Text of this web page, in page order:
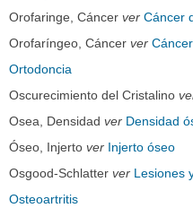
Orofaringe, Cáncer ver Cáncer
Orofaríngeo, Cáncer ver
Ortodoncia
Oscurecimiento del Cristalino
Osea, Densidad ver Densidad
Óseo, Injerto ver Injerto óseo
Osgood-Schlatter ver Lesiones
Osteoartritis